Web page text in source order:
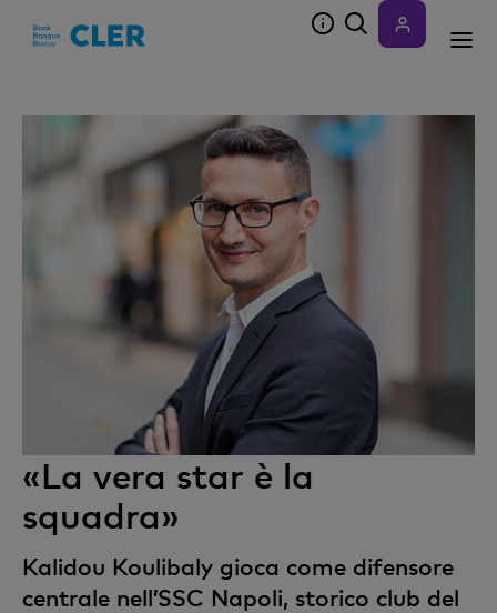
«La vera star è la
squadra»
Kalidou Koulibaly gioca come difensore
centrale nell’SSC Napoli, storico club del